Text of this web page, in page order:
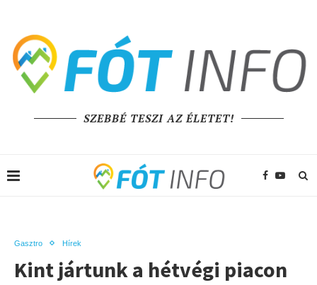
SZEBBÉ TESZI AZ ÉLETET!
Gasztro Hírek
Kint jártunk a hétvégi piacon